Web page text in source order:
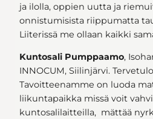
ja ilolla, oppien uutta ja
onnistumisista riippumatta
Liiterissä me ollaan kaikki
Kuntosali Pumppaamo,
INNOCUM, Siilinjärvi.
Tavoitteenamme on luoda
liikuntapaikka missä voit
kuntosalilaitteilla, mättää